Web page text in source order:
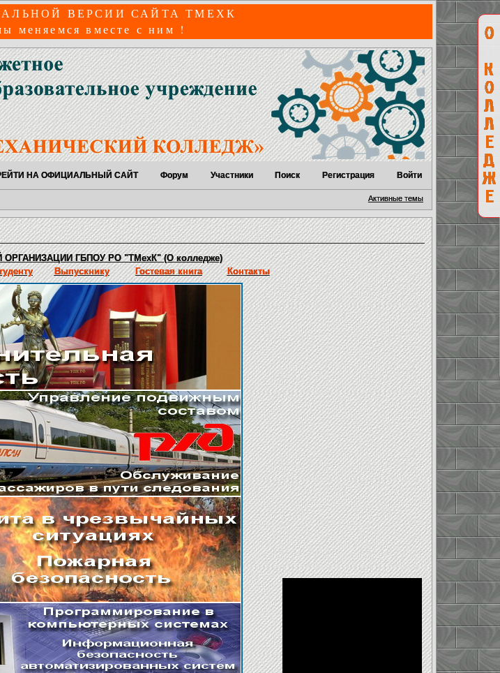
ВЕРСИИ САЙТА ТМЕХК
меняемся вместе с ним !
НА ОФИЦИАЛЬНЫЙ САЙТ Форум Участники Поиск Регистрация Войти
Активные темы
ГБПОУ РО "ТМехК" (О колледже)
Выпускнику Гостевая книга Контакты